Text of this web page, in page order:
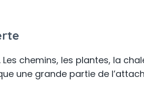
chemins, les plantes, la
une grande partie de